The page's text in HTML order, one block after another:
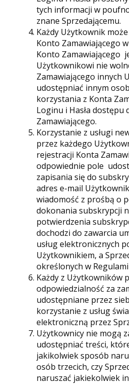
tych informacji w
znane Sprzedającemu.
Każdy Użytkownik
Konto Zamawiającego
Konto Zamawiającego
Użytkownikowi nie
Zamawiającego innych
udostępniać innym
korzystania z Konta
Loginu i Hasła dostępu
Zamawiającego.
Korzystanie z usługi
przez każdego
rejestracji Konta
odpowiednie pole
zapisania się do
adres e-mail
wiadomość z prośbą o
dokonania subskrypcji
potwierdzenia
dochodzi do zawarcia
usług elektronicznych
Użytkownikiem, a
określonych w
Każdy z Użytkowników
odpowiedzialność za
udostępniane przez
korzystanie z usług
elektroniczną przez
Użytkownicy nie mogą
udostępniać treści,
jakikolwiek sposób
osób trzecich, czy
naruszać jakiekolwiek